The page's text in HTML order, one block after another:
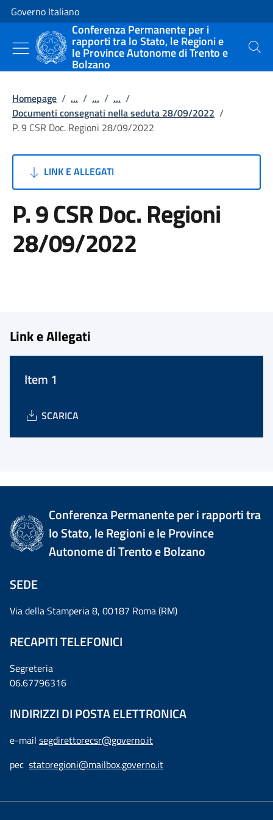
Vai al contenuto
Vai alla navigazione del sito
Governo Italiano
Conferenza Permanente per i
rapporti tra lo Stato, le Regioni e
le Province Autonome di Trento e
Bolzano
Cerca
Homepage / ... / ... / ... /
Documenti consegnati nella seduta 28/09/2022 /
P. 9 CSR Doc. Regioni 28/09/2022
LINK E ALLEGATI
P. 9 CSR Doc. Regioni
28/09/2022
Link e Allegati
Item 1
SCARICA
Conferenza Permanente per i rapporti tra
lo Stato, le Regioni e le Province
Autonome di Trento e Bolzano
SEDE
Via della Stamperia 8, 00187 Roma (RM)
RECAPITI TELEFONICI
Segreteria
06.67796316
INDIRIZZI DI POSTA ELETTRONICA
e-mail segdirettorecsr@governo.it
pec statoregioni@mailbox.governo.it